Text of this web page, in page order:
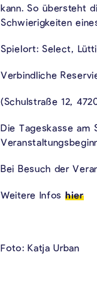
kann. So übersteht
Schwierigkeiten
Spielort: Select,
Verbindliche
(Schulstraße 12,
Die Tageskasse
Bei Besuch der
Weitere Infos hier
Foto: Katja Urban